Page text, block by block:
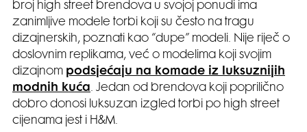
broj high street brendova u svojoj ponudi ima
zanimljive modele torbi koji su često na tragu
dizajnerskih, poznati kao “dupe” modeli. Nije riječ o
doslovnim replikama, već o modelima koji svojim
dizajnom podsjećaju na komade iz luksuznijih
modnih kuća. Jedan od brendova koji poprilično
dobro donosi luksuzan izgled torbi po high street
cijenama jest i H&M.